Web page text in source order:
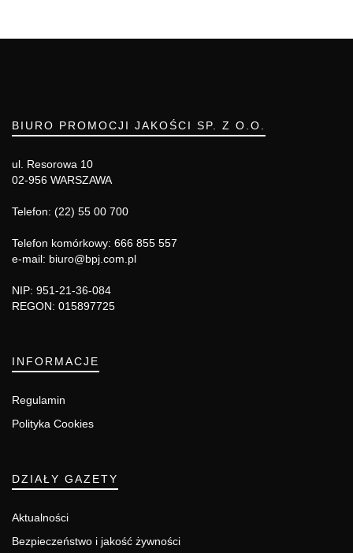
BIURO PROMOCJI JAKOŚCI SP. Z O.O.
ul. Resorowa 10
02-956 WARSZAWA
Telefon: (22) 55 00 700
Telefon komórkowy: 666 855 557
e-mail: biuro@bpj.com.pl
NIP: 951-21-36-084
REGON: 015897725
INFORMACJE
Regulamin
Polityka Cookies
DZIAŁY GAZETY
Aktualności
Bezpieczeństwo i jakość żywności